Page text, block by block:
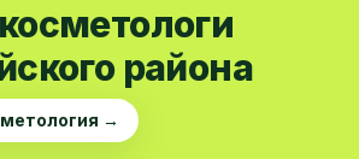
района
→